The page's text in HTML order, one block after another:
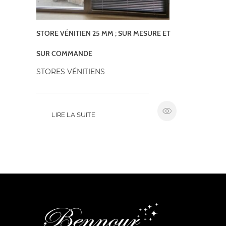
STORE VÉNITIEN 25 MM ; SUR MESURE ET
SUR COMMANDE
STORES VÉNITIENS
LIRE LA SUITE